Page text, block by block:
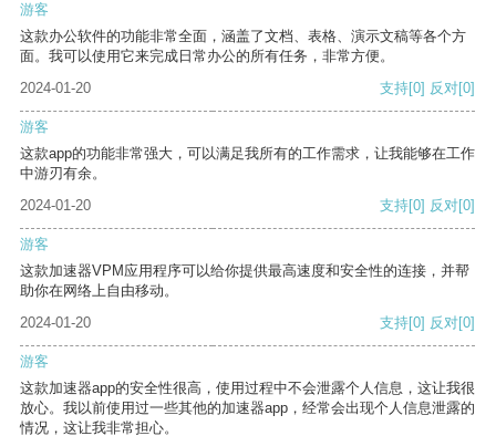
游客
这款办公软件的功能非常全面，涵盖了文档、表格、演示文稿等各个方
面。我可以使用它来完成日常办公的所有任务，非常方便。
2024-01-20
支持[0] 反对[0]
游客
这款app的功能非常强大，可以满足我所有的工作需求，让我能够在工作
中游刃有余。
2024-01-20
支持[0] 反对[0]
游客
这款加速器VPM应用程序可以给你提供最高速度和安全性的连接，并帮
助你在网络上自由移动。
2024-01-20
支持[0] 反对[0]
游客
这款加速器app的安全性很高，使用过程中不会泄露个人信息，这让我很
放心。我以前使用过一些其他的加速器app，经常会出现个人信息泄露的
情况，这让我非常担心。